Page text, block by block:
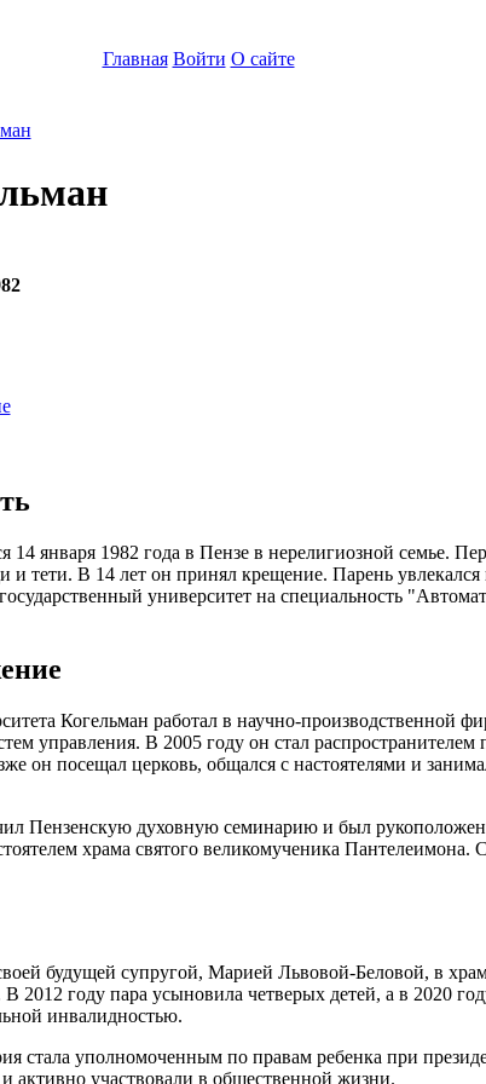
Главная Войти О сайте
14 января 1982 года в Пензе в нерелигиозной семье.
и тети. В 14 лет он принял крещение. Парень
университет на специальность
Когельман работал в научно-производственной
управления. В 2005 году он стал
он посещал церковь, общался с настоятелями и
Пензенскую духовную семинарию и был рукоположен
храма святого великомученика Пантелеимона.
будущей супругой, Марией Львовой-Беловой, в
2012 году пара усыновила четверых детей, а в 2020
инвалидностью.
стала уполномоченным по правам ребенка при
активно участвовали в общественной жизни.